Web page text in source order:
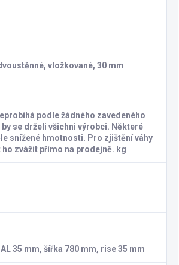
vložkované, 30 mm
podle žádného zavedeného
se drželi všichni výrobci. Některé
snížené hmotnosti. Pro zjištění váhy
ho zvážit přímo na prodejně. kg
AL 35 mm, šířka 780 mm, rise 35 mm